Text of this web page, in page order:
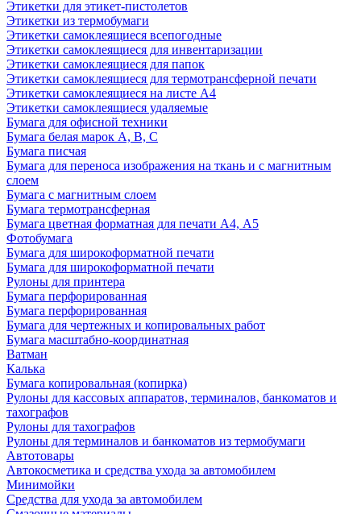
Этикетки для этикет-пистолетов
Этикетки из термобумаги
Этикетки самоклеящиеся всепогодные
Этикетки самоклеящиеся для инвентаризации
Этикетки самоклеящиеся для папок
Этикетки самоклеящиеся для термотрансферной печати
Этикетки самоклеящиеся на листе А4
Этикетки самоклеящиеся удаляемые
Бумага для офисной техники
Бумага белая марок А, В, С
Бумага писчая
Бумага для переноса изображения на ткань и с магнитным
слоем
Бумага с магнитным слоем
Бумага термотрансферная
Бумага цветная форматная для печати А4, А5
Фотобумага
Бумага для широкоформатной печати
Бумага для широкоформатной печати
Рулоны для принтера
Бумага перфорированная
Бумага перфорированная
Бумага для чертежных и копировальных работ
Бумага масштабно-координатная
Ватман
Калька
Бумага копировальная (копирка)
Рулоны для кассовых аппаратов, терминалов, банкоматов и
тахографов
Рулоны для тахографов
Рулоны для терминалов и банкоматов из термобумаги
Автотовары
Автокосметика и средства ухода за автомобилем
Минимойки
Средства для ухода за автомобилем